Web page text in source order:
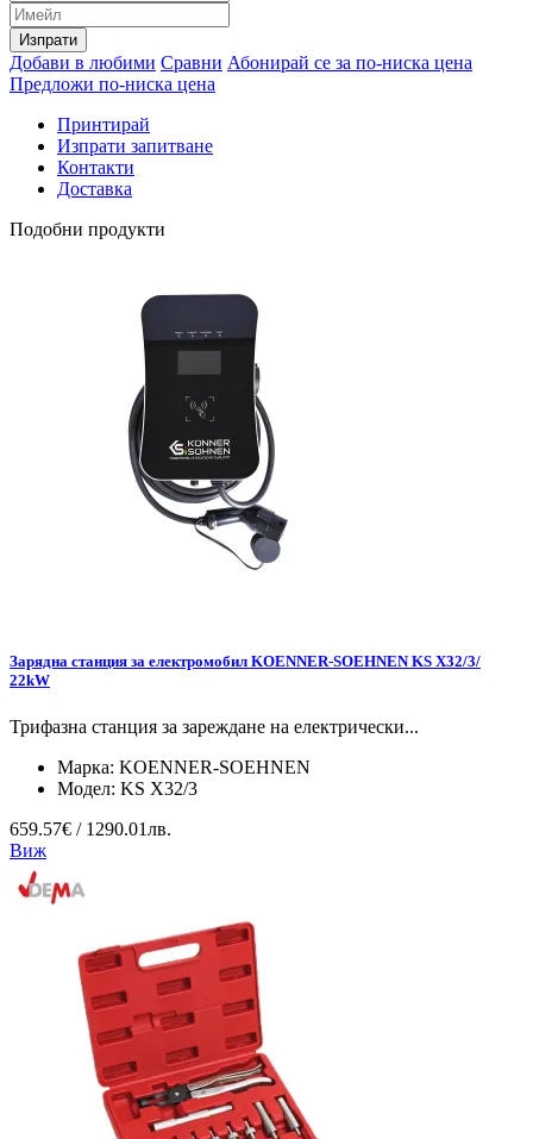
Изпрати
Добави в любими Сравни Абонирай се за по-ниска цена
Предложи по-ниска цена
Принтирай
Изпрати запитване
Контакти
Доставка
Подобни продукти
Зарядна станция за електромобил KOENNER-SOEHNEN KS X32/3/
22kW
Трифазна станция за зареждане на електрически...
Марка: KOENNER-SOEHNEN
Модел: KS X32/3
659.57€ / 1290.01лв.
Виж